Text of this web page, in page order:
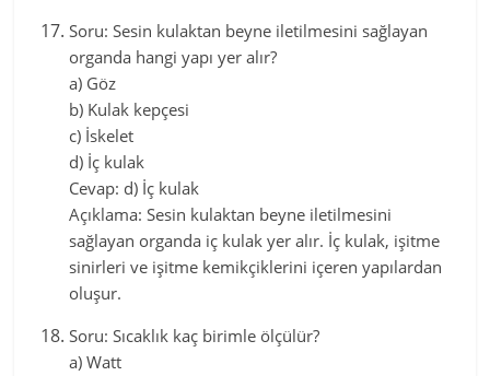
Soru: Sesin kulaktan beyne iletilmesini sağlayan
organda hangi yapı yer alır?
a) Göz
b) Kulak kepçesi
c) İskelet
d) İç kulak
Cevap: d) İç kulak
Açıklama: Sesin kulaktan beyne iletilmesini
sağlayan organda iç kulak yer alır. İç kulak, işitme
sinirleri ve işitme kemikçiklerini içeren yapılardan
oluşur.
Soru: Sıcaklık kaç birimle ölçülür?
a) Watt